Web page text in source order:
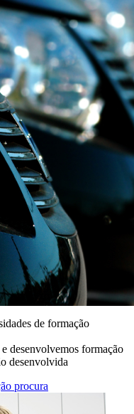
Academia Brisa
de formação
Controlauto
de formação
desenvolvemos formação
desenvolvida
procura